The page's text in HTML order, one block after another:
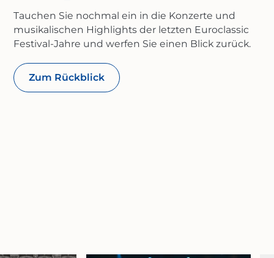
Tauchen Sie nochmal ein in die Konzerte und
musikalischen Highlights der letzten Euroclassic
Festival-Jahre und werfen Sie einen Blick zurück.
Zum Rückblick